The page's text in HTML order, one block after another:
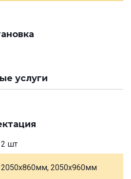
услуги
2 шт
2050х860мм, 2050х960мм